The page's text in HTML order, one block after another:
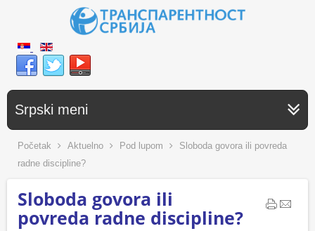
Srpski meni
Početak Aktuelno Pod lupom
Sloboda govora ili povreda
radne discipline?
Sloboda govora ili
povreda radne discipline?